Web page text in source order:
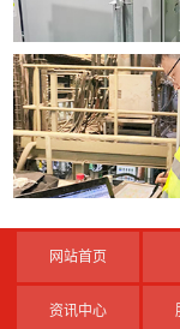
网站首页
资讯中心